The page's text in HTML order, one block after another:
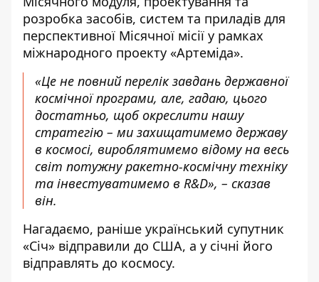
розробка засобів, систем та приладів для
перспективної Місячної місії у рамках
міжнародного проекту «Артеміда».
«Це не повний перелік завдань державної
космічної програми, але, гадаю, цього
достатньо, щоб окреслити нашу
стратегію – ми захищатимемо державу
в космосі, вироблятимемо відому на весь
світ потужну ракетно-космічну техніку
та інвестуватимемо в R&D», – сказав
він.
Нагадаємо, раніше український супутник
«Сiч» відправили до США, а у січні його
відправлять до космосу.